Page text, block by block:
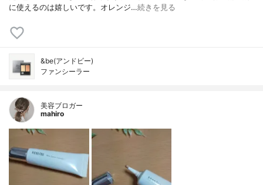
に使えるのは嬉しいです。オレンジ…続きを見る
&be(アンドビー)
ファンシーラー
美容ブロガー
mahiro